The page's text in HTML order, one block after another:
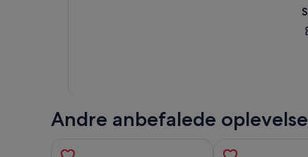
Andre anbefalede